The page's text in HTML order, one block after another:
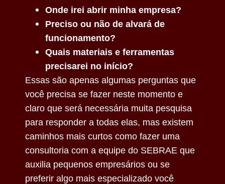
Onde irei abrir minha empresa?
Preciso ou não de alvará de
funcionamento?
Quais materiais e ferramentas
precisarei no início?
Essas são apenas algumas perguntas que
você precisa se fazer neste momento e
claro que será necessária muita pesquisa
para responder a todas elas, mas existem
caminhos mais curtos como fazer uma
consultoria com a equipe do SEBRAE que
auxilia pequenos empresários ou se
preferir algo mais especializado você